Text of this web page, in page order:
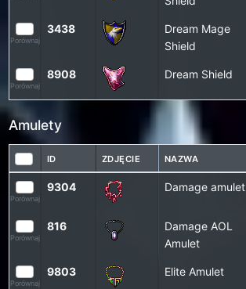
Porównaj
3438
Dream Mage
Shield
Porównaj
8908 Dream Shield
Amulety
ID ZDJĘCIE NAZWA
Porównaj
9304 Damage amulet
Porównaj
816
Damage AOL
Amulet
Porównaj
9803 Elite Amulet